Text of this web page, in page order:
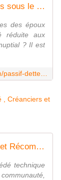
Le passif et les dettes des époux mariés sous le régime de la communauté réduite aux acquêts
des époux
réduite aux
? Il est
Liquidation de Communauté : Reprises et Récompenses
technique